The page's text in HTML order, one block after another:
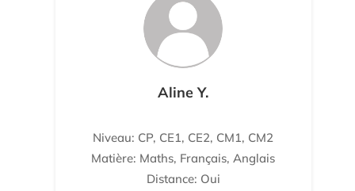
Aline Y.
Niveau: CP, CE1, CE2, CM1, CM2
Matière: Maths, Français, Anglais
Distance: Oui